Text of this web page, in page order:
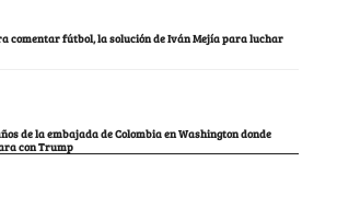
comentar fútbol, la solución de Iván Mejía para luchar
de la embajada de Colombia en Washington donde
con Trump